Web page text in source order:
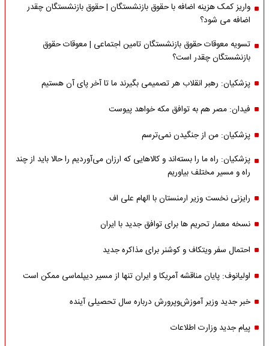
واریز کمک هزینه اضافه با حقوق بازنشستگان | حقوق بازنشستگان چقدر
اضافه می شود؟
تسویه معوقات حقوق بازنشستگان تامین اجتماعی | معوقات حقوق
بازنشستگان چقدر است؟
پزشکیان: رهبر انقلاب هر تصمیمی بگیرند ما تا آخر پای آن هستیم
فیدان: مصر هم به توافق مکه خواهد پیوست
پزشکیان: من از جنگیدن نمی‌ترسم
پزشکیان: راه ما را بسته‌اند و کالاهایی که ارزان می‌آوردیم را حالا باید از چند
راه و مسیر مختلف بیاوریم
رایزنی نخست وزیر ارمنستان با الهام علی اف
نسخه معمار تحریم ها برای توافق جدید با ایران
احتمال سفر ویتکاف و کوشنر برای مذاکره جدید
اولیانوف: پایان مناقشه آمریکا و ایران تنها از مسیر دیپلماسی ممکن است
خبر جدید وزیر آموزش‌وپرورش درباره سال تحصیلی آینده
پیام جدید وزارت اطلاعات